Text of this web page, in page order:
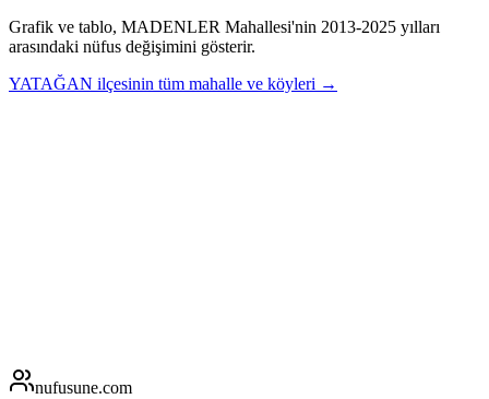
Grafik ve tablo, MADENLER Mahallesi'nin 2013-2025 yılları
arasındaki nüfus değişimini gösterir.
YATAĞAN ilçesinin tüm mahalle ve köyleri →
nufusune.com